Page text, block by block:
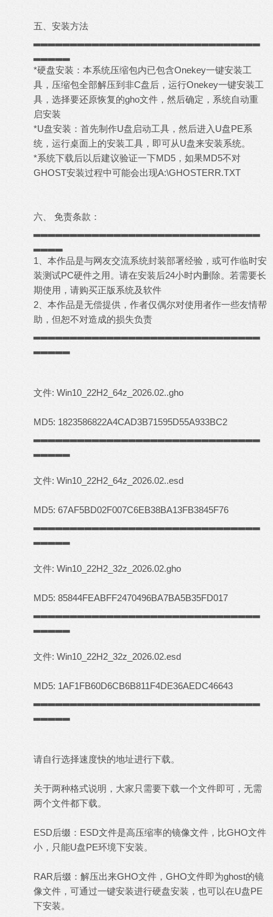
五、安装方法
▂▂▂▂▂▂▂▂▂▂▂▂▂▂▂▂▂▂▂▂▂▂▂▂▂▂▂▂▂▂▂
▂▂▂▂▂
*硬盘安装：本系统压缩包内已包含Onekey一键安装工
具，压缩包全部解压到非C盘后，运行Onekey一键安装工
具，选择要还原恢复的gho文件，然后确定，系统自动重
启安装
*U盘安装：首先制作U盘启动工具，然后进入U盘PE系
统，运行桌面上的安装工具，即可从U盘来安装系统。
*系统下载后以后建议验证一下MD5，如果MD5不对
GHOST安装过程中可能会出现A:\GHOSTERR.TXT
六、 免责条款：
▂▂▂▂▂▂▂▂▂▂▂▂▂▂▂▂▂▂▂▂▂▂▂▂▂▂▂▂▂▂▂
▂▂▂▂
1、本作品是与网友交流系统封装部署经验，或可作临时安
装测试PC硬件之用。请在安装后24小时内删除。若需要长
期使用，请购买正版系统及软件
2、本作品是无偿提供，作者仅偶尔对使用者作一些友情帮
助，但恕不对造成的损失负责
▂▂▂▂▂▂▂▂▂▂▂▂▂▂▂▂▂▂▂▂▂▂▂▂▂▂▂▂▂▂▂
▂▂▂▂▂
文件: Win10_22H2_64z_2026.02..gho
MD5: 1823586822A4CAD3B71595D55A933BC2
▂▂▂▂▂▂▂▂▂▂▂▂▂▂▂▂▂▂▂▂▂▂▂▂▂▂▂▂▂▂▂
▂▂▂▂▂
文件: Win10_22H2_64z_2026.02..esd
MD5: 67AF5BD02F007C6EB38BA13FB3845F76
▂▂▂▂▂▂▂▂▂▂▂▂▂▂▂▂▂▂▂▂▂▂▂▂▂▂▂▂▂▂▂
▂▂▂▂▂
文件: Win10_22H2_32z_2026.02.gho
MD5: 85844FEABFF2470496BA7BA5B35FD017
▂▂▂▂▂▂▂▂▂▂▂▂▂▂▂▂▂▂▂▂▂▂▂▂▂▂▂▂▂▂▂
▂▂▂▂▂
文件: Win10_22H2_32z_2026.02.esd
MD5: 1AF1FB60D6CB6B811F4DE36AEDC46643
▂▂▂▂▂▂▂▂▂▂▂▂▂▂▂▂▂▂▂▂▂▂▂▂▂▂▂▂▂▂▂
▂▂▂▂▂
请自行选择速度快的地址进行下载。
关于两种格式说明，大家只需要下载一个文件即可，无需
两个文件都下载。
ESD后缀：ESD文件是高压缩率的镜像文件，比GHO文件
小，只能U盘PE环境下安装。
RAR后缀：解压出来GHO文件，GHO文件即为ghost的镜
像文件，可通过一键安装进行硬盘安装，也可以在U盘PE
下安装。